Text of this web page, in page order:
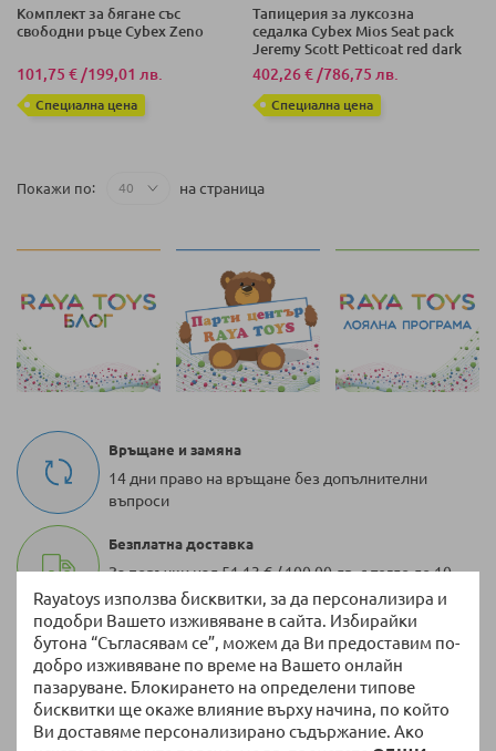
Rayatoys използва бисквитки, за да персонализира и
подобри Вашето изживяване в сайта. Избирайки
бутона “Съгласявам се”, можем да Ви предоставим по-
добро изживяване по време на Вашето онлайн
пазаруване. Блокирането на определени типове
бисквитки ще окаже влияние върху начина, по който
Ви доставяме персонализирано съдържание. Ако
Комплект за бягане със
свободни ръце Cybex Zeno
101,75 € /199,01 лв.
Специална цена
Тапицерия за луксозна
седалка Cybex Mios Seat pack
Jeremy Scott Petticoat red dark
402,26 € /786,75 лв.
Специална цена
Покажи по на страница
Връщане и замяна
14 дни право на връщане без допълнителни
въпроси
Безплатна доставка
За поръчки над 51,13 € / 100,00 лв. с тегло до 10
кг
100 000 + артикула
Разнообразие от оригинални продукти винаги
на склад
Бърза доставка